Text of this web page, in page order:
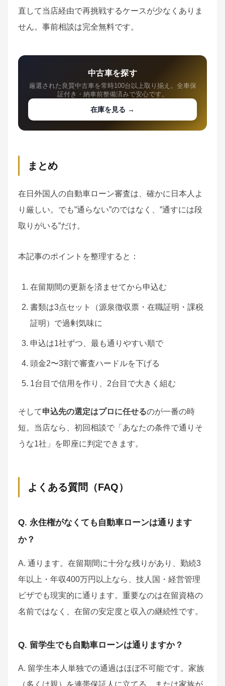
直して当店経由で再挑戦するケースが少なくありま
せん。事前相談は完全無料です。
中古車を探す
厳選された良質中古車を常時100台以上取り揃え。全車保
証付き・納車前整備済みで安心です。
在庫を見る →
まとめ
在日外国人の自動車ローン審査は、確かに日本人よ
り厳しい。でも”通らない”のではなく、”通すには段
取りがいる”だけ。
本記事のポイントを整理すると：
在留期間の更新を済ませてから申込む
書類は3点セット（源泉徴収票・在職証明・課税
証明）で過剰気味に
申込は1社ずつ、最も通りやすい順で
頭金2〜3割で審査ハードルを下げる
1台目で信用を作り、2台目で大きく組む
そして申込先の選定はプロに任せるのが一番の時
短。当店なら、初回相談で「あなたの条件で通りそ
うな1社」を即座に判定できます。
よくある質問（FAQ）
Q. 永住権がなくても自動車ローンは通ります
か？
A. 通ります。在留期間に十分な残りがあり、勤続3
年以上・年収400万円以上なら、技人国・経営管理
ビザでも現実的に通ります。重要なのは在留資格の
名前ではなく、在留の安定度と収入の継続性です。
Q. 留学生でも自動車ローンは通りますか？
A. 留学生本人単独での通過はほぼ不可能です。家族